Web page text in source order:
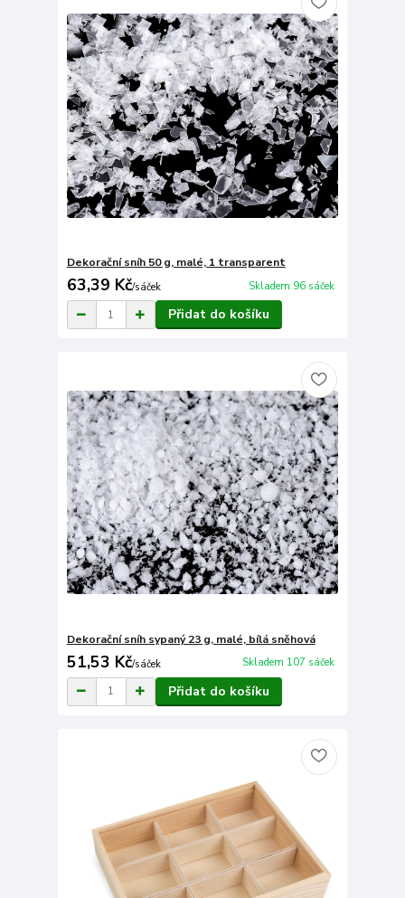
Dekorační sníh 50 g, malé, 1 transparent
63,39 Kč/sáček Skladem 96 sáček
Přidat do košíku
Dekorační sníh sypaný 23 g, malé, bílá sněhová
51,53 Kč/sáček Skladem 107 sáček
Přidat do košíku